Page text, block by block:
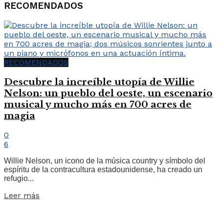
RECOMENDADOS
RECOMENDADOS
Descubre la increíble utopía de Willie
Nelson: un pueblo del oeste, un escenario
musical y mucho más en 700 acres de
magia
0
6
Willie Nelson, un icono de la música country y símbolo del
espíritu de la contracultura estadounidense, ha creado un
refugio...
Leer más